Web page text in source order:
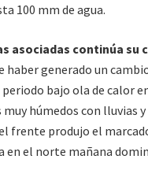
100 mm de agua.
continúa su
haber generado un
bajo ola de calor
húmedos con lluvias
frente produjo el
en el norte mañana